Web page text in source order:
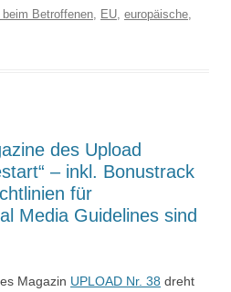
beim Betroffenen, EU, europäische,
des Upload
– inkl. Bonustrack
für
Media Guidelines sind
Magazin UPLOAD Nr. 38 dreht